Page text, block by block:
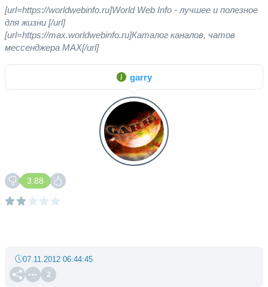
[url=https://worldwebinfo.ru]World Web Info - лучшее и полезное
для жизни [/url]
[url=https://max.worldwebinfo.ru]Каталог каналов, чатов
мессенджера MAX[/url]
garry
3.88
2
07.11.2012 06:44:45